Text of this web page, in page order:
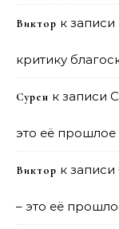
Виктор к записи
критику
Сурен к записи
это её прошлое
Виктор к записи
– это её